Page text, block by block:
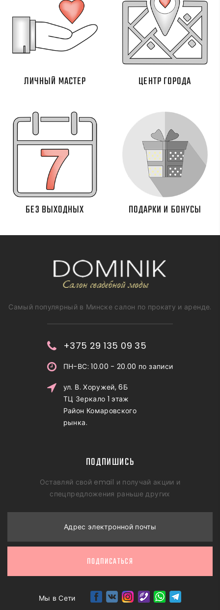
ЛИЧНЫЙ МАСТЕР ЦЕНТР ГОРОДА
БЕЗ ВЫХОДНЫХ ПОДАРКИ И БОНУСЫ
Самый популярный в Минске салон по прокату и аренде.
+375 29 135 09 35
ПН-ВС: 10.00 - 20.00 по записи
ул. В. Хоружей, 6Б
ТЦ Зеркало 1 этаж
Район Комаровского
рынка.
ПОДПИШИСЬ
Оставляй свой email и получай акции и
спецпредложения раньше других
Адрес электронной почты
ПОДПИСАТЬСЯ
Мы в Сети